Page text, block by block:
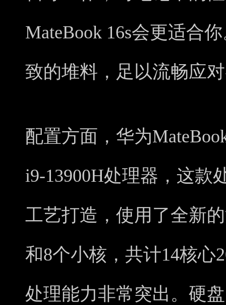
MateBook 16s会更适合
致的堆料，足以流畅应
配置方面，华为
i9-13900H处理器，这款
工艺打造，使用了全新
和8个小核，共计14核心
处理能力非常突出。硬